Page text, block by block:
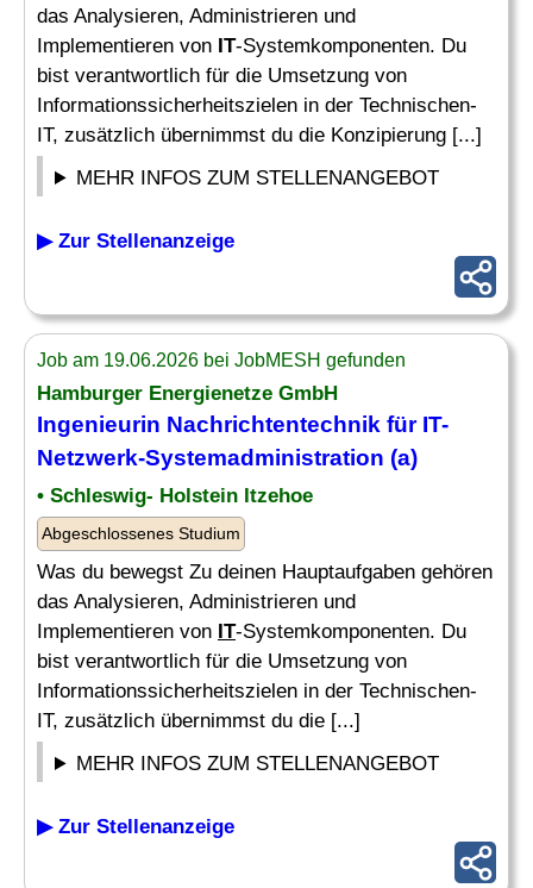
das Analysieren, Administrieren und
Implementieren von IT-Systemkomponenten. Du
bist verantwortlich für die Umsetzung von
Informationssicherheitszielen in der Technischen-
IT, zusätzlich übernimmst du die Konzipierung [...]
MEHR INFOS ZUM STELLENANGEBOT
▶ Zur Stellenanzeige
Job am 19.06.2026 bei JobMESH gefunden
Hamburger Energienetze GmbH
Ingenieurin Nachrichtentechnik für IT-
Netzwerk-Systemadministration (a)
• Schleswig- Holstein Itzehoe
Abgeschlossenes Studium
Was du bewegst Zu deinen Hauptaufgaben gehören
das Analysieren, Administrieren und
Implementieren von IT-Systemkomponenten. Du
bist verantwortlich für die Umsetzung von
Informationssicherheitszielen in der Technischen-
IT, zusätzlich übernimmst du die [...]
MEHR INFOS ZUM STELLENANGEBOT
▶ Zur Stellenanzeige